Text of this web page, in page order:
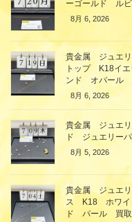
ーゴールド ル
8月 6, 2026
貴金属 ジュエ
トップ K18イ
ンド オパール
8月 6, 2026
貴金属 ジュエ
ド ジュエリー
8月 5, 2026
貴金属 ジュエ
ス K18 ホワイ
ド パール 買取